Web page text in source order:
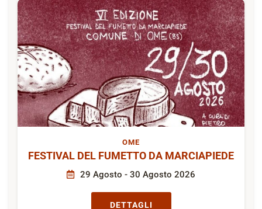
OME
FESTIVAL DEL FUMETTO DA MARCIAPIEDE
29 Agosto - 30 Agosto 2026
DETTAGLI